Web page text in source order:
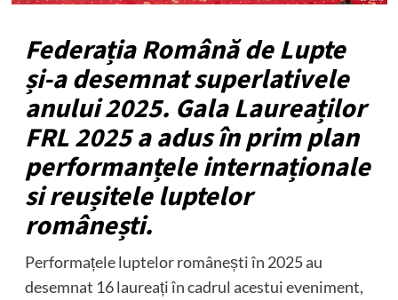
Federația Română de Lupte
și-a desemnat superlativele
anului 2025. Gala Laureaților
FRL 2025 a adus în prim plan
performanțele internaționale
si reușitele luptelor
românești.
Performațele luptelor românești în 2025 au
desemnat 16 laureați în cadrul acestui eveniment,